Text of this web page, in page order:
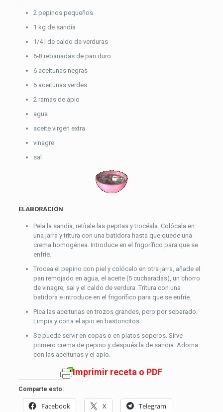
2 pepinos pequeños
1 kg de sandía
1/4 l de caldo de verduras
6-8 rebanadas de pan duro
6 aceitunas negras
6 aceitunas verdes
2 ramas de apio
agua
aceite virgen extra
vinagre
sal
ELABORACIÓN
Pela la sandía, retírale las pepitas y trocéala. Colócala en
una jarra y tritura con una batidora hasta que quede una
crema homogénea. Introduce en el frigorífico para que se
enfríe.
Trocea el pepino con piel y colócalo en otra jarra, añade el
pan remojado en agua, el aceite (5 cucharadas), un chorro
de vinagre, sal y el caldo de verdura. Tritura con una
batidora e introduce en el frigorífico para que se enfríe.
Pica las aceitunas en trozos grandes, pero por separado.
Limpia y corta el apio en bastoncitos.
Se puede servir en copas o en platos soperos. Sirve
primero crema de pepino y después la de sandia. Adorna
con las aceitunas y el apio.
Imprimir receta o PDF
Comparte esto:
Facebook X Telegram